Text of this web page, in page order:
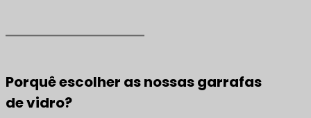
Porquê escolher as nossas garrafas
de vidro?